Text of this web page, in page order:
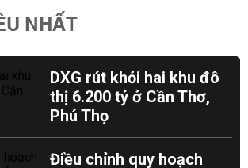
NHẤT
DXG rút khỏi hai khu đô
thị 6.200 tỷ ở Cần Thơ,
Phú Thọ
Điều chỉnh quy hoạch